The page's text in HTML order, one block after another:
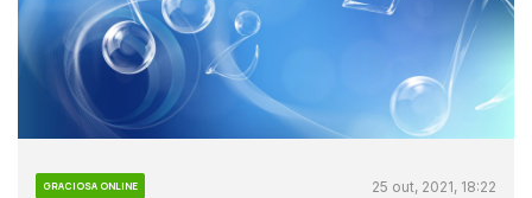
GRACIOSA ONLINE 25 out, 2021, 18:22